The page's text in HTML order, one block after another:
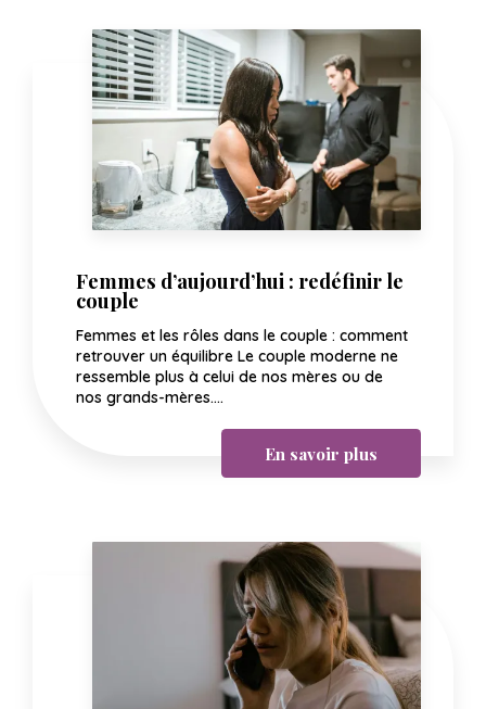
Femmes d’aujourd’hui : redéfinir le
couple
Femmes et les rôles dans le couple : comment
retrouver un équilibre Le couple moderne ne
ressemble plus à celui de nos mères ou de
nos grands-mères....
En savoir plus